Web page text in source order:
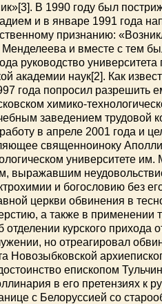
В 1990 году был
и в январе 1991 года
признанию:
Менделеева и вместе с тем
руководство
академии наук[2]. Как
года попросил разрешить
химико-
заведением трудовой
в апреле 2001 года и
священноиноку
университете
выражавшим
и богословию без
церкви обвинения в
а также в применении
курского прихода
но отреагировал
Новозыбковской
епископом
в его претензиях к
с Белоруссией со